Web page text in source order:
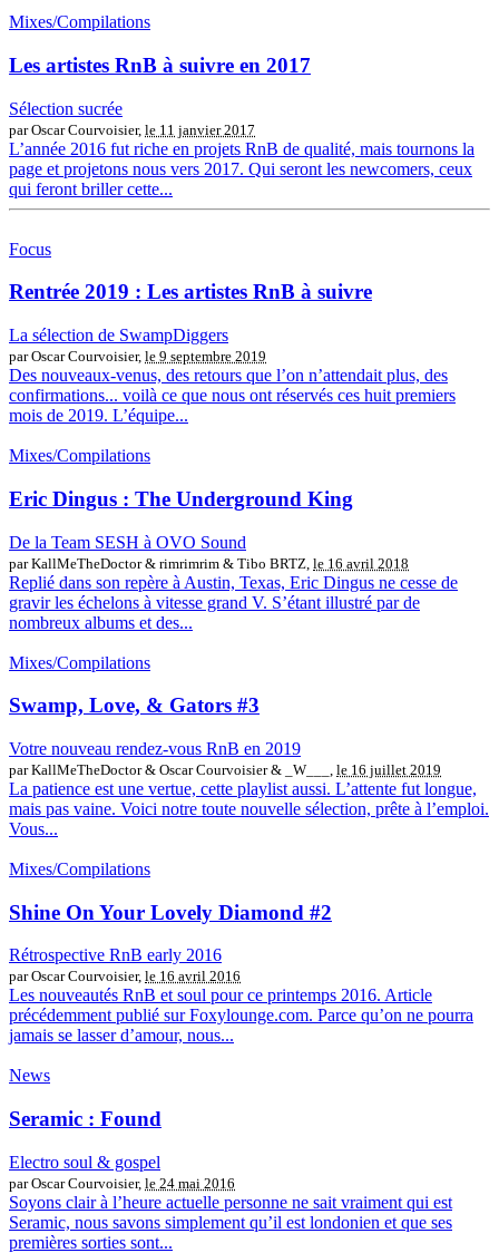
Mixes/Compilations
Les artistes RnB à suivre en 2017
Sélection sucrée
par Oscar Courvoisier, le 11 janvier 2017
L’année 2016 fut riche en projets RnB de qualité, mais tournons la
page et projetons nous vers 2017. Qui seront les newcomers, ceux
qui feront briller cette...
Focus
Rentrée 2019 : Les artistes RnB à suivre
La sélection de SwampDiggers
par Oscar Courvoisier, le 9 septembre 2019
Des nouveaux-venus, des retours que l’on n’attendait plus, des
confirmations... voilà ce que nous ont réservés ces huit premiers
mois de 2019. L’équipe...
Mixes/Compilations
Eric Dingus : The Underground King
De la Team SESH à OVO Sound
par KallMeTheDoctor & rimrimrim & Tibo BRTZ, le 16 avril 2018
Replié dans son repère à Austin, Texas, Eric Dingus ne cesse de
gravir les échelons à vitesse grand V. S’étant illustré par de
nombreux albums et des...
Mixes/Compilations
Swamp, Love, & Gators #3
Votre nouveau rendez-vous RnB en 2019
par KallMeTheDoctor & Oscar Courvoisier & _W___, le 16 juillet 2019
La patience est une vertue, cette playlist aussi. L’attente fut longue,
mais pas vaine. Voici notre toute nouvelle sélection, prête à l’emploi.
Vous...
Mixes/Compilations
Shine On Your Lovely Diamond #2
Rétrospective RnB early 2016
par Oscar Courvoisier, le 16 avril 2016
Les nouveautés RnB et soul pour ce printemps 2016. Article
précédemment publié sur Foxylounge.com. Parce qu’on ne pourra
jamais se lasser d’amour, nous...
News
Seramic : Found
Electro soul & gospel
par Oscar Courvoisier, le 24 mai 2016
Soyons clair à l’heure actuelle personne ne sait vraiment qui est
Seramic, nous savons simplement qu’il est londonien et que ses
premières sorties sont...